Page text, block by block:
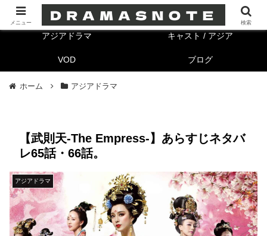
海外ドラマ キャスト/海外
アジアドラマ キャスト / アジア
VOD ブログ
ホーム アジアドラマ
【武則天-The Empress-】あらすじネタバ
レ65話・66話。
アジアドラマ
メニュー 検索